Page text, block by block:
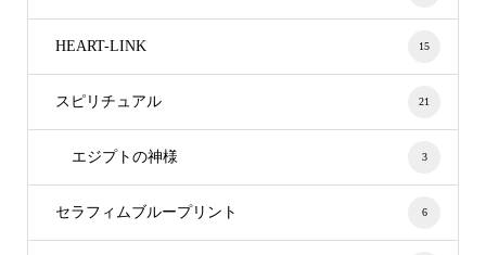
HEART-LINK 15
スピリチュアル 21
エジプトの神様 3
セラフィムブループリント 6